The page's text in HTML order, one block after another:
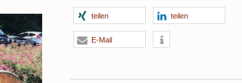
teilen teilen
E-Mail